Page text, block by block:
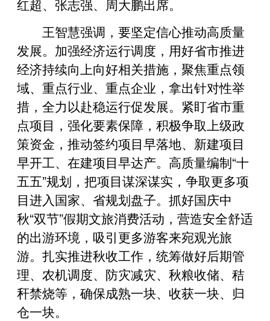
红超、张志强、周大鹏出席。
王智慧强调，要坚定信心推动高质量
发展。加强经济运行调度，用好省市推进
经济持续向上向好相关措施，聚焦重点领
域、重点行业、重点企业，拿出针对性举
措，全力以赴稳运行促发展。紧盯省市重
点项目，强化要素保障，积极争取上级政
策资金，推动签约项目早落地、新建项目
早开工、在建项目早达产。高质量编制“十
五五”规划，把项目谋深谋实，争取更多项
目进入国家、省规划盘子。抓好国庆中
秋“双节”假期文旅消费活动，营造安全舒适
的出游环境，吸引更多游客来宛观光旅
游。扎实推进秋收工作，统筹做好后期管
理、农机调度、防灾减灾、秋粮收储、秸
秆禁烧等，确保成熟一块、收获一块、归
仓一块。